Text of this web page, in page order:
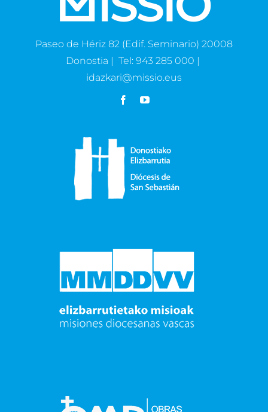
Paseo de Hériz 82 (Edif. Seminario) 20008
Donostia | Tel: 943 285 000 |
idazkari@missio.eus